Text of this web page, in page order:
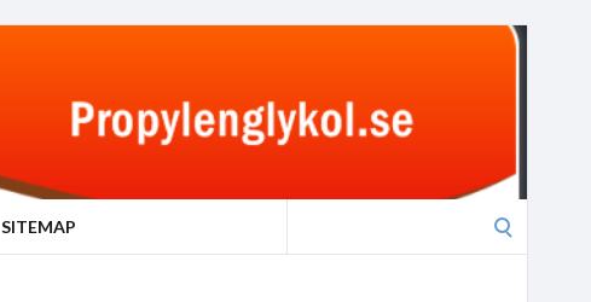
SITEMAP